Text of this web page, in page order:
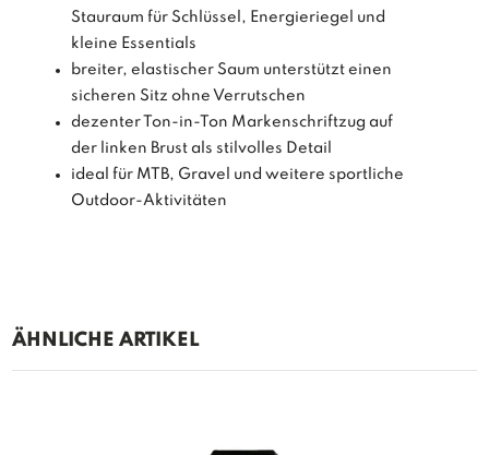
Stauraum für Schlüssel, Energieriegel und
kleine Essentials
breiter, elastischer Saum unterstützt einen
sicheren Sitz ohne Verrutschen
dezenter Ton-in-Ton Markenschriftzug auf
der linken Brust als stilvolles Detail
ideal für MTB, Gravel und weitere sportliche
Outdoor-Aktivitäten
ÄHNLICHE ARTIKEL